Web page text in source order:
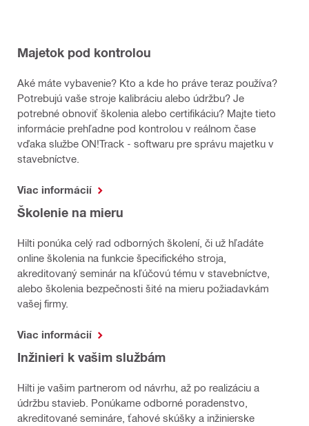
Majetok pod kontrolou
Aké máte vybavenie? Kto a kde ho práve teraz používa?
Potrebujú vaše stroje kalibráciu alebo údržbu? Je
potrebné obnoviť školenia alebo certifikáciu? Majte tieto
informácie prehľadne pod kontrolou v reálnom čase
vďaka službe ON!Track - softwaru pre správu majetku v
stavebníctve.
Viac informácií
Školenie na mieru
Hilti ponúka celý rad odborných školení, či už hľadáte
online školenia na funkcie špecifického stroja,
akreditovaný seminár na kľúčovú tému v stavebníctve,
alebo školenia bezpečnosti šité na mieru požiadavkám
vašej firmy.
Viac informácií
Inžinieri k vašim službám
Hilti je vašim partnerom od návrhu, až po realizáciu a
údržbu stavieb. Ponúkame odborné poradenstvo,
akreditované semináre, ťahové skúšky a inžinierske